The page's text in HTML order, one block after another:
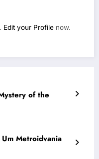
Edit your Profile now.
of the
Metroidvania